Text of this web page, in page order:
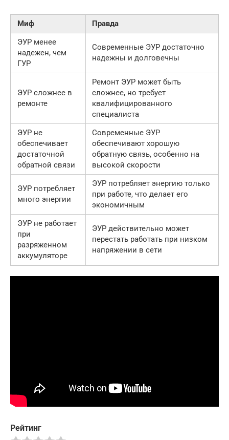
Миф
Правда
ЭУР менее
надежен, чем
ГУР
Современные ЭУР достаточно
надежны и долговечны
ЭУР сложнее в
ремонте
Ремонт ЭУР может быть
сложнее, но требует
квалифицированного
специалиста
ЭУР не
обеспечивает
достаточной
обратной связи
Современные ЭУР
обеспечивают хорошую
обратную связь, особенно на
высокой скорости
ЭУР потребляет
много энергии
ЭУР потребляет энергию только
при работе, что делает его
экономичным
ЭУР не работает
при
разряженном
аккумуляторе
ЭУР действительно может
перестать работать при низком
напряжении в сети
Рейтинг